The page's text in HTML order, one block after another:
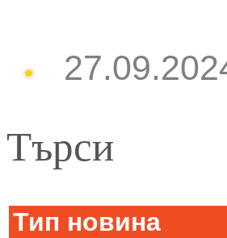
Търси
Тип новина